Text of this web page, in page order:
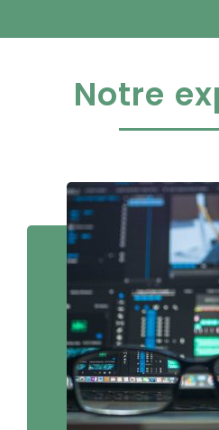
Notre